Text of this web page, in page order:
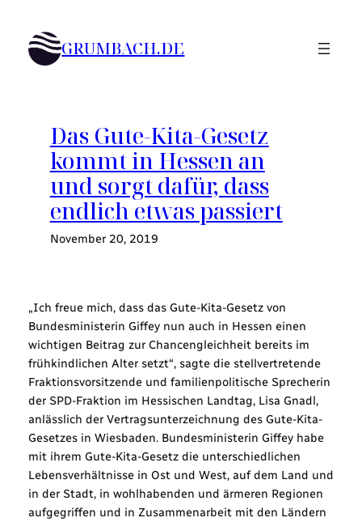
Inhalt
springen GRUMBACH.DE
Das Gute-Kita-Gesetz
kommt in Hessen an
und sorgt dafür, dass
endlich etwas passiert
November 20, 2019
„Ich freue mich, dass das Gute-Kita-Gesetz von
Bundesministerin Giffey nun auch in Hessen einen
wichtigen Beitrag zur Chancengleichheit bereits im
frühkindlichen Alter setzt“, sagte die stellvertretende
Fraktionsvorsitzende und familienpolitische Sprecherin
der SPD-Fraktion im Hessischen Landtag, Lisa Gnadl,
anlässlich der Vertragsunterzeichnung des Gute-Kita-
Gesetzes in Wiesbaden. Bundesministerin Giffey habe
mit ihrem Gute-Kita-Gesetz die unterschiedlichen
Lebensverhältnisse in Ost und West, auf dem Land und
in der Stadt, in wohlhabenden und ärmeren Regionen
aufgegriffen und in Zusammenarbeit mit den Ländern